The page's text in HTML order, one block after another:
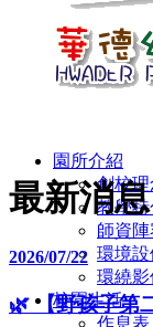
園所介紹
創校理
教學
師資陣
環境設
環繞影
校園生活
作息表
最新消息
2026/07/22
🌿 【野孩子第